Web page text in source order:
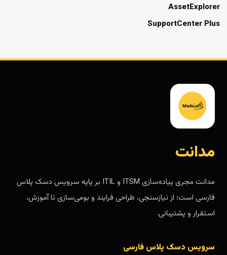
AssetExplorer
SupportCenter Plus
مدانت
مدانت مجری پیاده‌سازی ITSM و ITIL بر پایه سرویس دسک پلاس
فارسی است؛ از نیازسنجی، طراحی فرایند و بومی‌سازی تا آموزش،
استقرار و پشتیبانی.
سرویس دسک پلاس فارسی